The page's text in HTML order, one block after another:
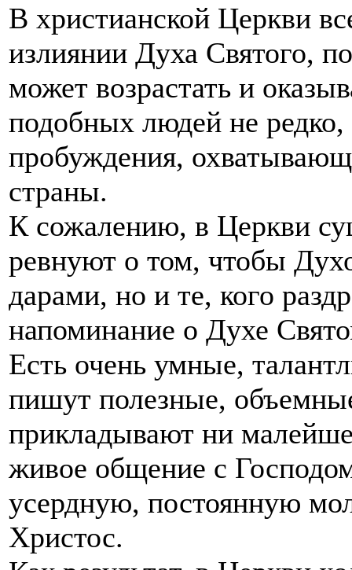
В христианской Церкви
излиянии Духа Святого,
может возрастать и
подобных людей не редко,
пробуждения,
страны.
К сожалению, в Церкви
ревнуют о том, чтобы
дарами, но и те, кого
напоминание о Духе
Есть очень умные,
пишут полезные,
прикладывают ни
живое общение с
усердную, постоянную
Христос.